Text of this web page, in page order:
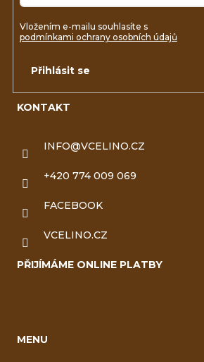
KONTAKT
INFO@VCELINO.CZ
+420 774 009 069
FACEBOOK
VCELINO.CZ
PŘIJÍMÁME ONLINE PLATBY
MENU
Vložením e-mailu souhlasíte s
podmínkami ochrany osobních údajů
Přihlásit se